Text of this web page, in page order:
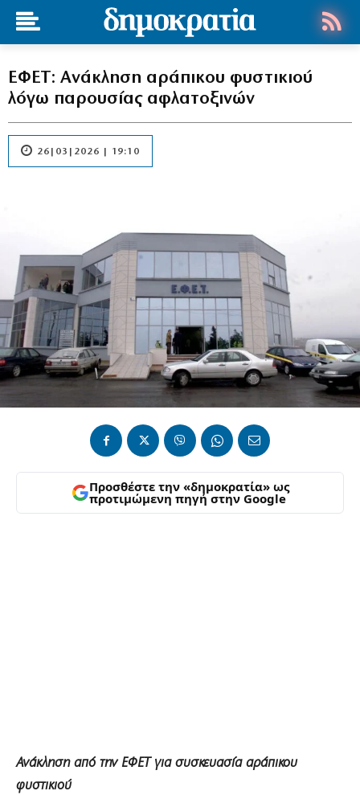
ΕΦΕΤ: Ανάκληση αράπικου φυστικιού
λόγω παρουσίας αφλατοξινών
26|03|2026 | 19:10
Προσθέστε την «δημοκρατία» ως
προτιμώμενη πηγή στην Google
Ανάκληση από την ΕΦΕΤ για συσκευασία αράπικου
φυστικιού